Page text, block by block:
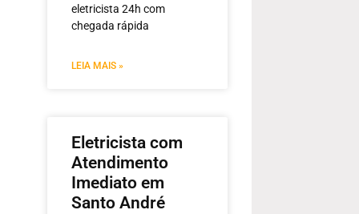
eletricista 24h com
chegada rápida
LEIA MAIS »
Eletricista com
Atendimento
Imediato em
Santo André